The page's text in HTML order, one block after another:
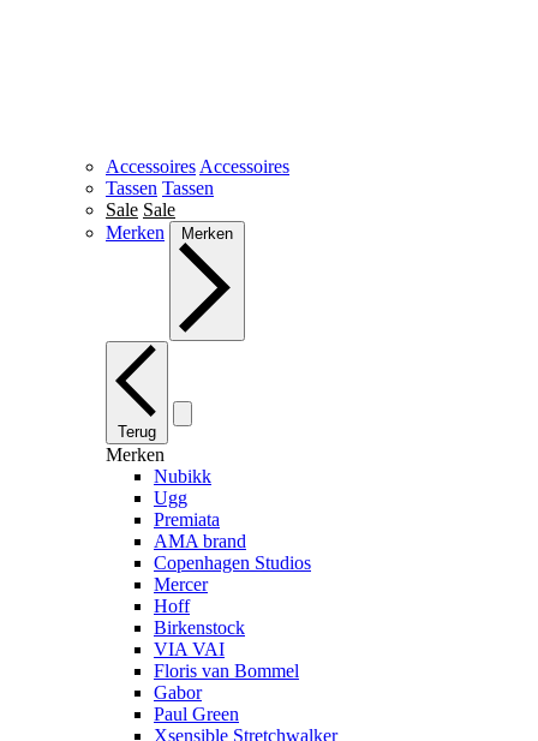
Accessoires Accessoires
Tassen Tassen
Sale Sale
Merken
Merken
Terug
Merken
Nubikk
Ugg
Premiata
AMA brand
Copenhagen Studios
Mercer
Hoff
Birkenstock
VIA VAI
Floris van Bommel
Gabor
Paul Green
Xsensible Stretchwalker